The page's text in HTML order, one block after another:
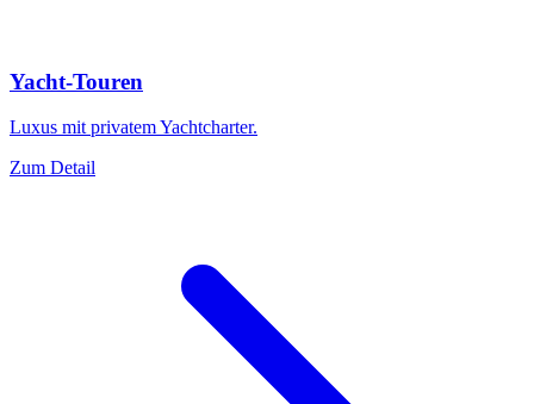
Yacht-Touren
Luxus mit privatem Yachtcharter.
Zum Detail